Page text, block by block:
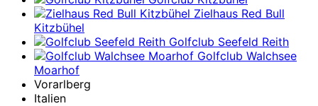
Zielhaus Red Bull
Kitzbühel
Golfclub Seefeld Reith
Golfclub Walchsee
Moarhof
Vorarlberg
Italien